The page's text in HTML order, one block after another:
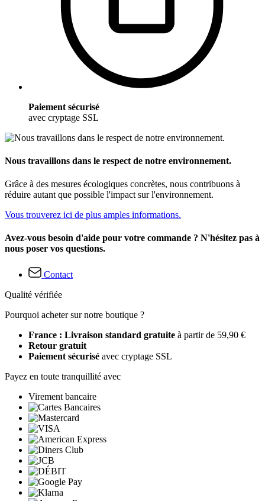
Paiement sécurisé
avec cryptage SSL
Nous travaillons dans le respect de notre environnement.
Grâce à des mesures écologiques concrètes, nous contribuons à
réduire autant que possible l'impact sur l'environnement.
Vous trouverez ici de plus amples informations.
Avez-vous besoin d'aide pour votre commande ? N'hésitez pas à
nous poser vos questions.
Contact
Qualité vérifiée
Pourquoi acheter sur notre boutique ?
France : Livraison standard gratuite à partir de 59,90 €
Retour gratuit
Paiement sécurisé avec cryptage SSL
Payez en toute tranquillité avec
Virement bancaire